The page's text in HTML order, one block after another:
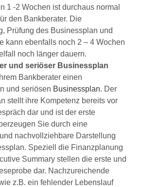
1 -2 Wochen ist durchaus normal
den Bankberater. Die
Prüfung des Businessplan und
kann ebenfalls noch 2 – 4 Wochen
noch länger dauern.
und seriöser Businessplan
Bankberater einen
und seriösen Businessplan. Der
stellt ihre Kompetenz bereits vor
dar und ist der erste
Sie durch eine
nachvollziehbare Darstellung
Speziell die Finanzplanung
Summary stellen die erste und
dar. Nachzureichende
z.B. ein fehlender Lebenslauf